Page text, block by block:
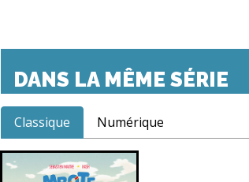
DANS LA MÊME SÉRIE
Classique Numérique